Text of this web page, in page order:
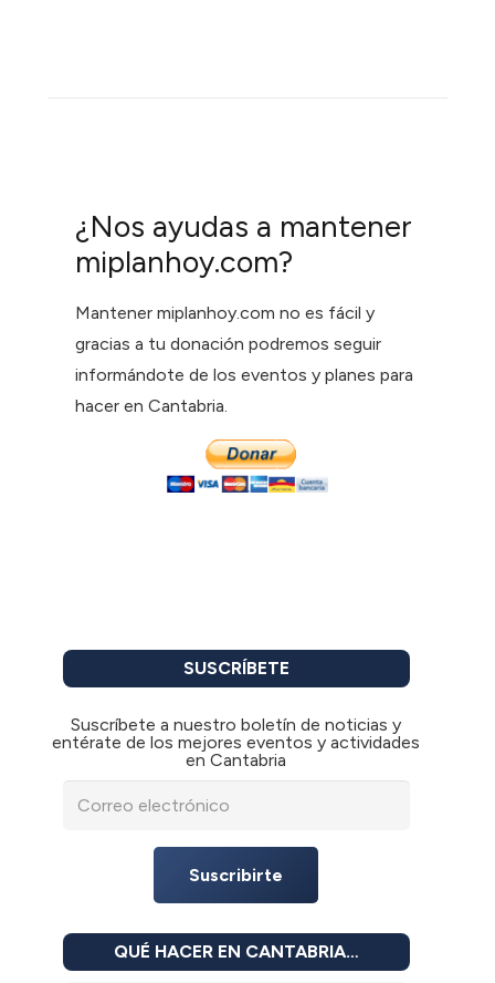
¿Nos ayudas a mantener
miplanhoy.com?
Mantener miplanhoy.com no es fácil y
gracias a tu donación podremos seguir
informándote de los eventos y planes para
hacer en Cantabria.
SUSCRÍBETE
Suscríbete a nuestro boletín de noticias y
entérate de los mejores eventos y actividades
en Cantabria
Suscribirte
QUÉ HACER EN CANTABRIA…